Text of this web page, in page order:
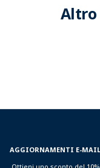
Altro
AGGIORNAMENTI E-MAIL